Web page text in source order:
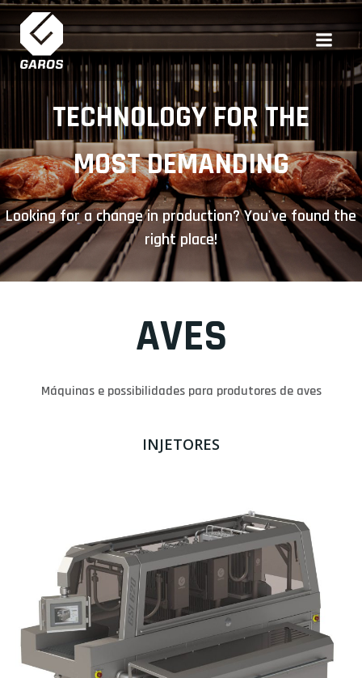
Skip
to
content
TECHNOLOGY FOR THE
MOST DEMANDING
Looking for a change in production? You've found the
right place!
AVES
Máquinas e possibilidades para produtores de aves
INJETORES